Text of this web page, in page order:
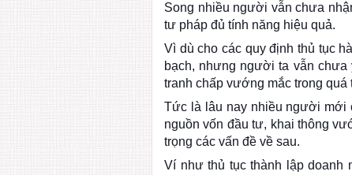
Song nhiều người vẫn chưa
tư pháp đủ tính năng hiệu quả.
Vì dù cho các quy định thủ tục
bạch, nhưng người ta vẫn
tranh chấp vướng mắc trong
Tức là lâu nay nhiều người mới
nguồn vốn đầu tư, khai thông
trọng các vấn đề về sau.
Ví như thủ tục thành lập doanh